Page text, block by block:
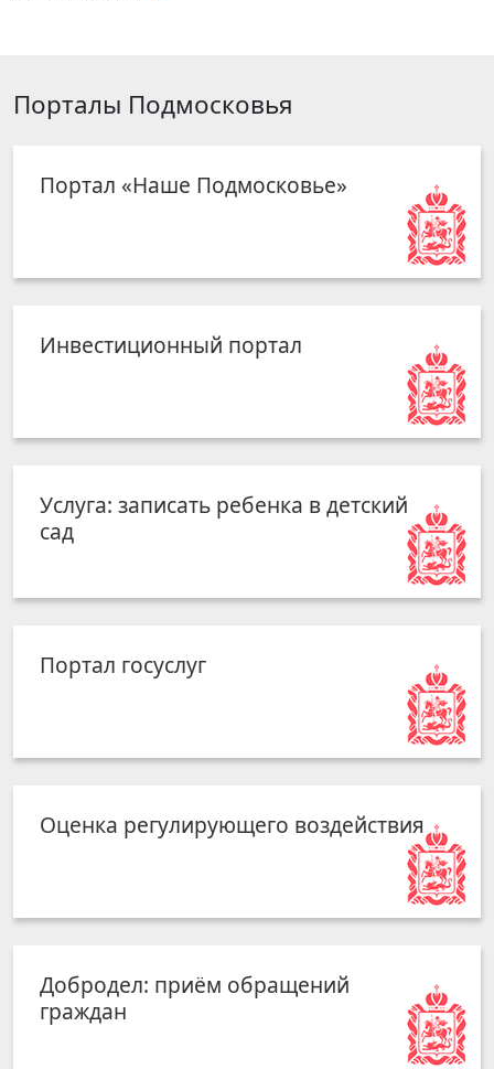
Порталы Подмосковья
Портал «Наше Подмосковье»
Инвестиционный портал
Услуга: записать ребенка в детский
сад
Портал госуслуг
Оценка регулирующего воздействия
Добродел: приём обращений
граждан